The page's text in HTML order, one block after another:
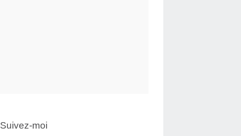
Suivez-moi